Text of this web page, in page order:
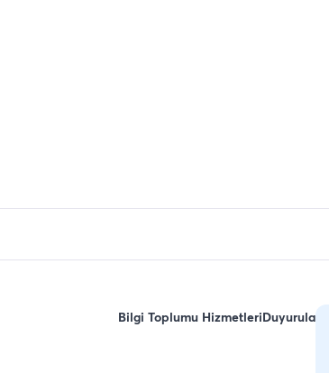
Bilgi Toplumu HizmetleriDuyurular